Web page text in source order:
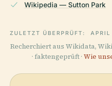
Wikipedia — Sutton Park
ZULETZT ÜBERPRÜFT:
Recherchiert aus Wikidata,
· faktengeprüft · Wie